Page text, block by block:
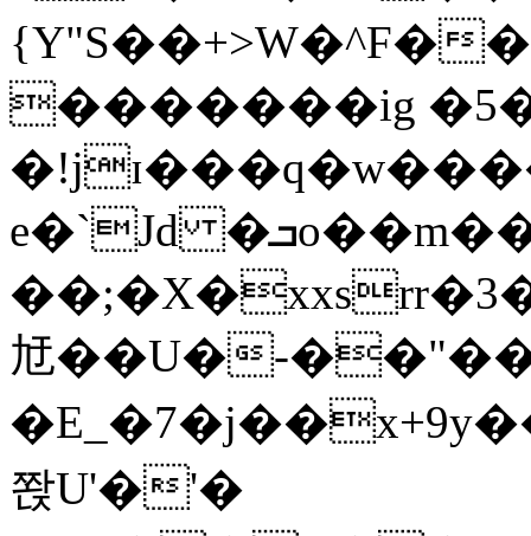
{Y"S��+>W�^F�
�������ig
e�`Jd �ܒo��m��1��d|
㝼��U�-
쫝U'�'�